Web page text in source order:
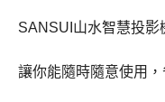
SANSUI山水智慧投影
讓你能隨時隨意使用